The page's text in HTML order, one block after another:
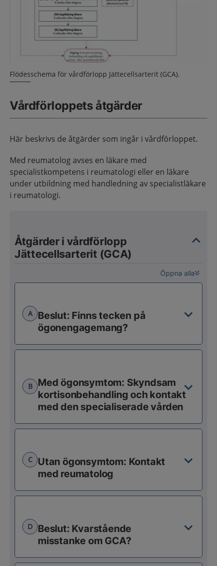
Flödesschema för vårdförlopp Jättecellsarterit (GCA).
Vårdförloppets åtgärder
Här beskrivs de åtgärder som ingår i vårdförloppet.
Med reumatolog avses en läkare med
specialistkompetens i reumatologi eller en läkare
under utbildning med handledning av specialistläkare
i reumatologi.
Åtgärder i vårdförlopp
Jättecellsarterit (GCA)
Öppna alla
A
Beslut: Finns tecken på
ögonengagemang?
B
Med ögonsymtom: Skyndsam
kortisonbehandling och kontakt
med den specialiserade vården
C
Utan ögonsymtom: Kontakt
med reumatolog
D
Beslut: Kvarstående
misstanke om GCA?